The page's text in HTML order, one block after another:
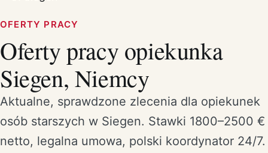
OFERTY PRACY
Oferty pracy opiekunka
Siegen, Niemcy
Aktualne, sprawdzone zlecenia dla opiekunek
osób starszych w Siegen. Stawki 1800–2500 €
netto, legalna umowa, polski koordynator 24/7.